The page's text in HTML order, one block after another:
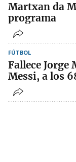
Martxan da
programa
FÚTBOL
Fallece Jorge
Messi, a los